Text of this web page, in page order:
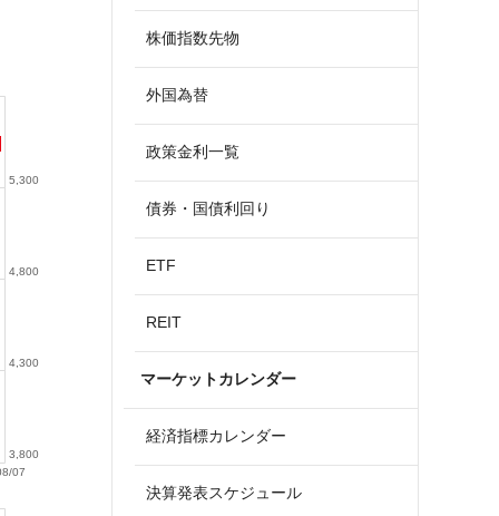
07
3,800
4,300
4,800
5,300
株価指数先物
外国為替
政策金利一覧
債券・国債利回り
ETF
REIT
マーケットカレンダー
経済指標カレンダー
決算発表スケジュール